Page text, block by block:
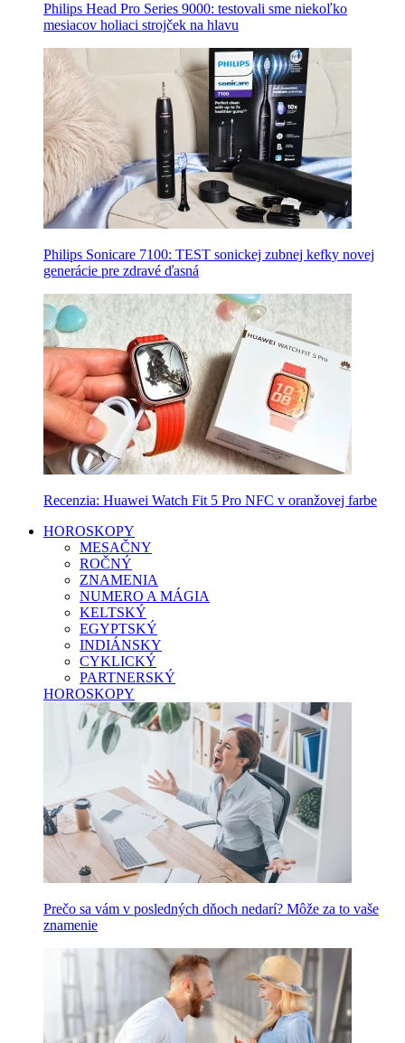
Philips Head Pro Series 9000: testovali sme niekoľko
mesiacov holiaci strojček na hlavu
Philips Sonicare 7100: TEST sonickej zubnej kefky novej
generácie pre zdravé ďasná
Recenzia: Huawei Watch Fit 5 Pro NFC v oranžovej farbe
HOROSKOPY
MESAČNY
ROČNÝ
ZNAMENIA
NUMERO A MÁGIA
KELTSKÝ
EGYPTSKÝ
INDIÁNSKY
CYKLICKÝ
PARTNERSKÝ
HOROSKOPY
Prečo sa vám v posledných dňoch nedarí? Môže za to vaše
znamenie